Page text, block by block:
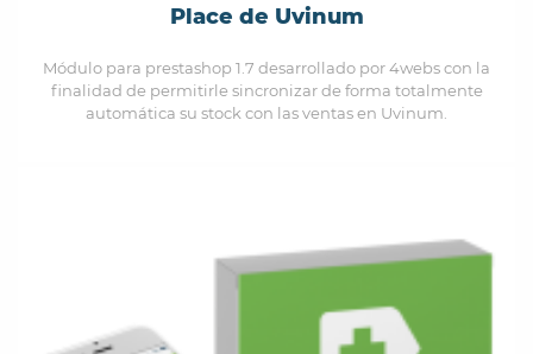
Place de Uvinum
Módulo para prestashop 1.7 desarrollado por 4webs con la
finalidad de permitirle sincronizar de forma totalmente
automática su stock con las ventas en Uvinum.